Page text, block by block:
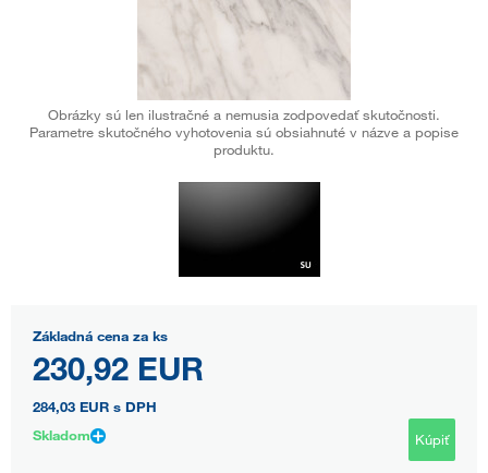
Obrázky sú len ilustračné a nemusia zodpovedať skutočnosti.
Parametre skutočného vyhotovenia sú obsiahnuté v názve a popise
produktu.
Základná cena za ks
230,92 EUR
284,03 EUR s DPH
Skladom
Kúpiť